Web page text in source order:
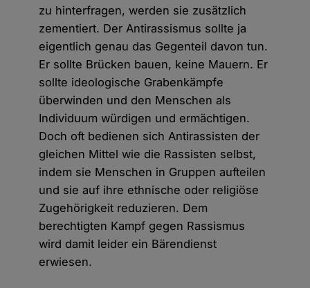
zu hinterfragen, werden sie zusätzlich
zementiert. Der Antirassismus sollte ja
eigentlich genau das Gegenteil davon tun.
Er sollte Brücken bauen, keine Mauern. Er
sollte ideologische Grabenkämpfe
überwinden und den Menschen als
Individuum würdigen und ermächtigen.
Doch oft bedienen sich Antirassisten der
gleichen Mittel wie die Rassisten selbst,
indem sie Menschen in Gruppen aufteilen
und sie auf ihre ethnische oder religiöse
Zugehörigkeit reduzieren. Dem
berechtigten Kampf gegen Rassismus
wird damit leider ein Bärendienst
erwiesen.